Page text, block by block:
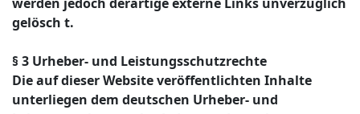
gelösch t.
§ 3 Urheber- und Leistungsschutzrechte
Die auf dieser Website veröffentlichten Inhalte
unterliegen dem deutschen Urheber- und